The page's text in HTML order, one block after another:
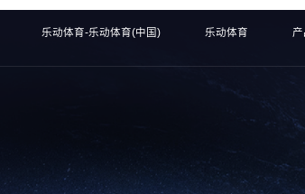
乐动体育-乐动体育(中国) 乐动体育